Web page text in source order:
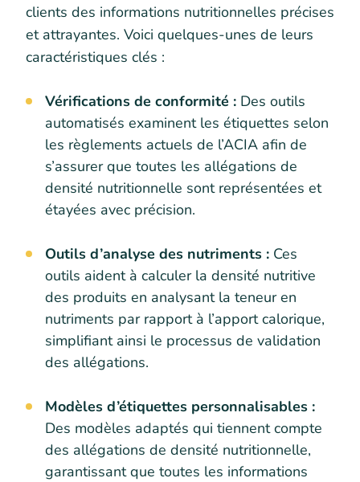
clients des informations nutritionnelles précises
et attrayantes. Voici quelques-unes de leurs
caractéristiques clés :
Vérifications de conformité : Des outils
automatisés examinent les étiquettes selon
les règlements actuels de l’ACIA afin de
s’assurer que toutes les allégations de
densité nutritionnelle sont représentées et
étayées avec précision.
Outils d’analyse des nutriments : Ces
outils aident à calculer la densité nutritive
des produits en analysant la teneur en
nutriments par rapport à l’apport calorique,
simplifiant ainsi le processus de validation
des allégations.
Modèles d’étiquettes personnalisables :
Des modèles adaptés qui tiennent compte
des allégations de densité nutritionnelle,
garantissant que toutes les informations